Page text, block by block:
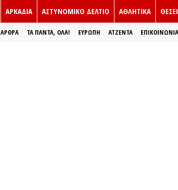
ΑΡΚΑΔΙΑ ΑΣΤΥΝΟΜΙΚΟ ΔΕΛΤΙΟ ΑΘΛΗΤΙΚΑ
ΑΡΘΡΑ ΤΑ ΠΑΝΤΑ, ΟΛΑ! ΕΥΡΏΠΗ ΑΤΖΕΝΤΑ ΕΠΙΚΟΙΝΩΝΙΑ